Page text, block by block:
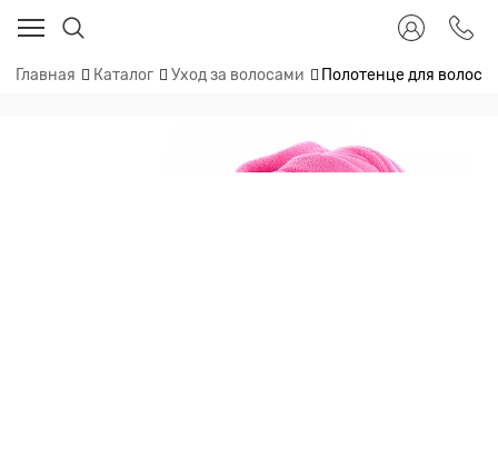
Главная Каталог Уход за волосами Полотенце для волос